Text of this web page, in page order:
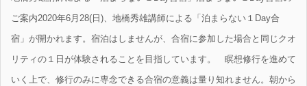
ご案内2020年6月28(日)、地橋秀雄講師による「泊まらない１Day合
宿」が開かれます。宿泊はしませんが、合宿に参加した場合と同じクオ
リティの１日が体験されることを目指しています。 瞑想修行を進めて
いく上で、修行のみに専念できる合宿の意義は量り知れません。朝から